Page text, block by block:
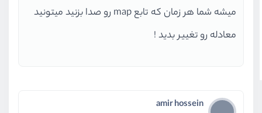
میشه شما هر زمان که تابع map رو صدا بزنید میتونید
معادله رو تغییر بدید !
amir hossein